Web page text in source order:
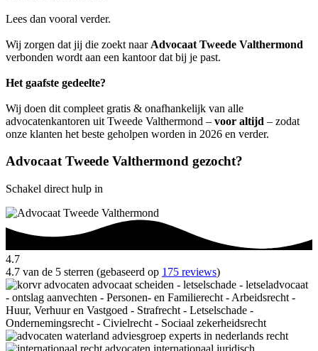
Lees dan vooral verder.
Wij zorgen dat jij die zoekt naar Advocaat Tweede Valthermond
verbonden wordt aan een kantoor dat bij je past.
Het gaafste gedeelte?
Wij doen dit compleet gratis & onafhankelijk van alle
advocatenkantoren uit Tweede Valthermond – voor altijd – zodat
onze klanten het beste geholpen worden in 2026 en verder.
Advocaat Tweede Valthermond gezocht?
Schakel direct hulp in
4.7
4.7 van de 5 sterren (gebaseerd op 175 reviews)